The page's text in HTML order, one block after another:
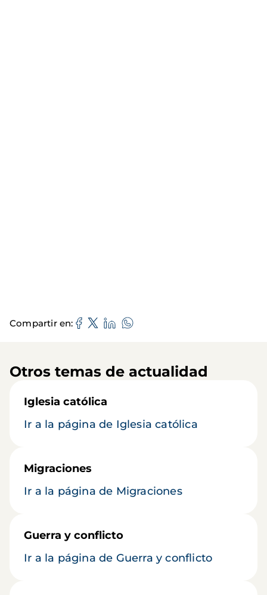
Compartir en
Otros temas de actualidad
Iglesia católica
Ir a la página de Iglesia católica
Migraciones
Ir a la página de Migraciones
Guerra y conflicto
Ir a la página de Guerra y conflicto